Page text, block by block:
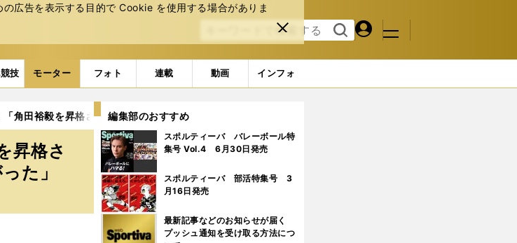
広告を表⽰する⽬的で Cookie を使⽤する場合がありま
閉じ
る
検索
る
マイペ
ジ
メニュ
技 モーター フォト 連載 動画 インフォ
角田裕毅を昇格させなかったレッドブルは保守的なチームに成り下がった」
昇格さ
た」
編集部のおすすめ
スポルティーバ バレーボール特
集号 Vol.4 6月30日発売
スポルティーバ 部活特集号 3
月16日発売
最新記事などのお知らせが届く
プッシュ通知を受け取る方法につ